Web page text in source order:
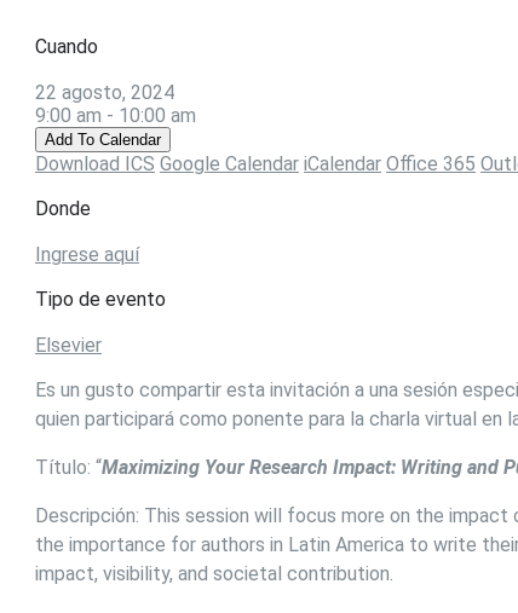
Cuando
22 agosto, 2024
9:00 am - 10:00 am
Add To Calendar
Download ICS Google Calendar iCalendar Office 365
Donde
Ingrese aquí
Tipo de evento
Elsevier
Es un gusto compartir esta invitación a una sesión
quien participará como ponente para la charla virtual en
Título: “Maximizing Your Research Impact: Writing and
Descripción: This session will focus more on the
the importance for authors in Latin America to write
impact, visibility, and societal contribution.